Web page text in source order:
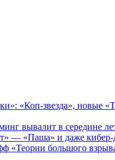
«Коп-звезда», новые
вывалит в середине
— «Паша» и даже
«Теории большого